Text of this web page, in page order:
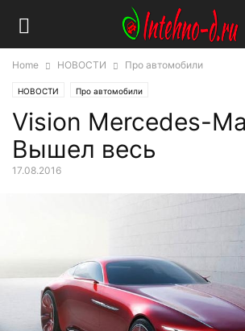
Home НОВОСТИ Про автомобили
НОВОСТИ Про автомобили
Vision Mercedes-
Вышел весь
17.08.2016